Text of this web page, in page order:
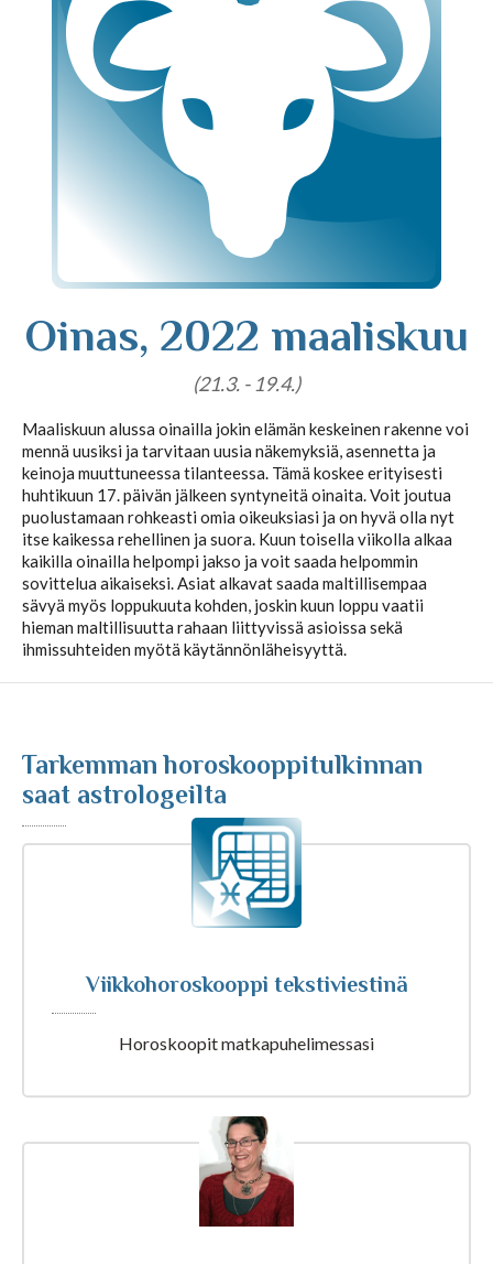
Tajunnanvirta puhepaketti
Viikkohoroskooppi
Kuukausihoroskooppi
Vuosihoroskooppi
Elämänhoroskooppi
Rakkaushoroskooppi
Parisuhdehoroskooppi
Kiinalainen horoskooppi
Kaikki Tajunnanvirta palvelut
Tajunnanvirta Numerologi
Oinas, 2022 maaliskuu
(21.3. - 19.4.)
Maaliskuun alussa oinailla jokin elämän keskeinen rakenne voi
mennä uusiksi ja tarvitaan uusia näkemyksiä, asennetta ja
keinoja muuttuneessa tilanteessa. Tämä koskee erityisesti
huhtikuun 17. päivän jälkeen syntyneitä oinaita. Voit joutua
puolustamaan rohkeasti omia oikeuksiasi ja on hyvä olla nyt
itse kaikessa rehellinen ja suora. Kuun toisella viikolla alkaa
kaikilla oinailla helpompi jakso ja voit saada helpommin
sovittelua aikaiseksi. Asiat alkavat saada maltillisempaa
sävyä myös loppukuuta kohden, joskin kuun loppu vaatii
hieman maltillisuutta rahaan liittyvissä asioissa sekä
ihmissuhteiden myötä käytännönläheisyyttä.
Tarkemman horoskooppitulkinnan
saat astrologeilta
Viikkohoroskooppi tekstiviestinä
Horoskoopit matkapuhelimessasi